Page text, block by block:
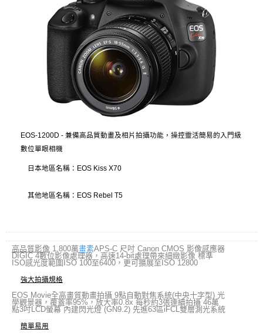
EOS-1200D - 兼備高品質動畫及相片拍攝功能，操控靈活簡易的入門級
數位單眼相機
日本地區名稱：EOS Kiss X70
其他地區名稱：EOS Rebel T5
高品質影像 1,800萬畫素APS-C 尺吋 Canon CMOS 影像感應器
DIGIC 4數位影像處理器，高速14-bit處理帶來細緻影像 標準
ISO感光度範圍ISO 100至6400，更可擴展至ISO 12800
強大拍攝規格
EOS Movie全高畫質動畫拍攝 9點自動對焦系統(中央十字型) 光
學觀景器，覆蓋率95%，放大率0.8x 每秒約3張連續拍攝 46萬
點3吋LCD螢幕 內建閃光燈 (GN9.2) 先進63區iFCL雙層測光系統
簡單易用